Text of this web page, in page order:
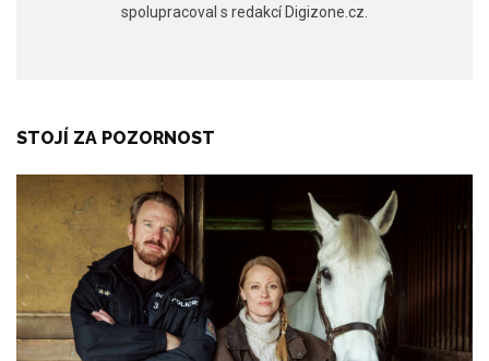
spolupracoval s redakcí Digizone.cz.
STOJÍ ZA POZORNOST